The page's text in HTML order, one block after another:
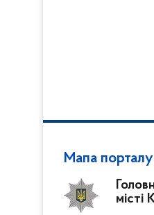
Мапа порталу
місті